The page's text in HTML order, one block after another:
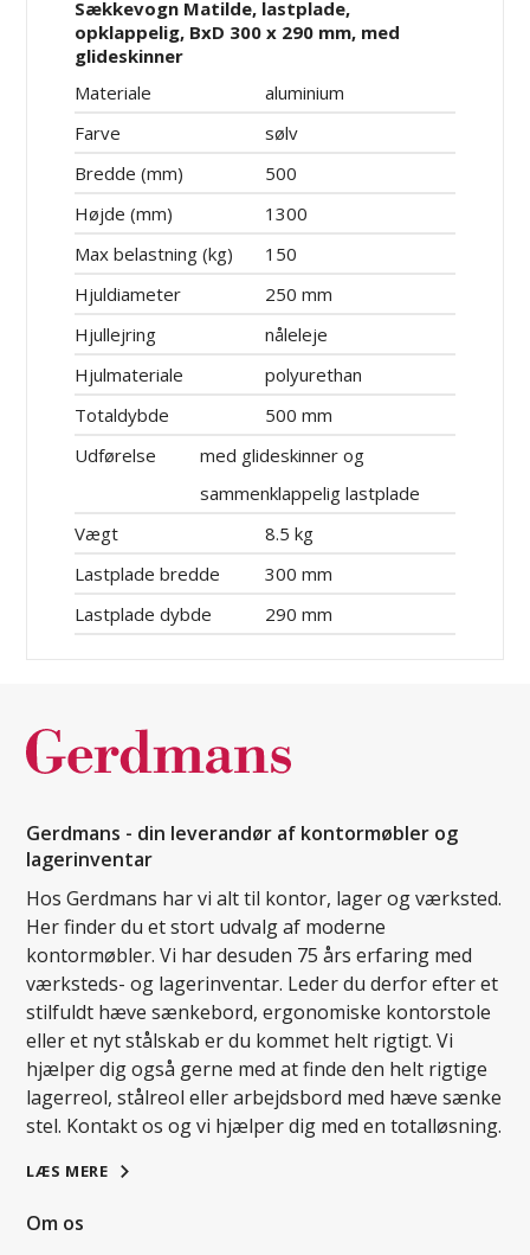
Sækkevogn Matilde, lastplade,
opklappelig, BxD 300 x 290 mm, med
glideskinner
Materiale
aluminium
Farve
sølv
Bredde (mm)
500
Højde (mm)
1300
Max belastning (kg)
150
Hjuldiameter
250 mm
Hjullejring
nåleleje
Hjulmateriale
polyurethan
Totaldybde
500 mm
Udførelse
med glideskinner og
sammenklappelig lastplade
Vægt
8.5 kg
Lastplade bredde
300 mm
Lastplade dybde
290 mm
Gerdmans - din leverandør af kontormøbler og
lagerinventar
Hos Gerdmans har vi alt til kontor, lager og værksted.
Her finder du et stort udvalg af moderne
kontormøbler. Vi har desuden 75 års erfaring med
værksteds- og lagerinventar. Leder du derfor efter et
stilfuldt hæve sænkebord, ergonomiske kontorstole
eller et nyt stålskab er du kommet helt rigtigt. Vi
hjælper dig også gerne med at finde den helt rigtige
lagerreol, stålreol eller arbejdsbord med hæve sænke
stel. Kontakt os og vi hjælper dig med en totalløsning.
LÆS MERE
Om os